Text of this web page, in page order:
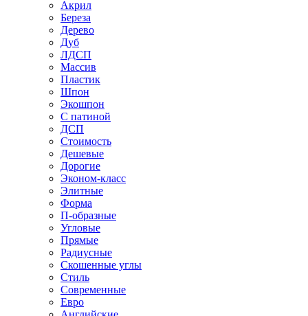
Акрил
Береза
Дерево
Дуб
ЛДСП
Массив
Пластик
Шпон
Экошпон
С патиной
ДСП
Стоимость
Дешевые
Дорогие
Эконом-класс
Элитные
Форма
П-образные
Угловые
Прямые
Радиусные
Скошенные углы
Стиль
Современные
Евро